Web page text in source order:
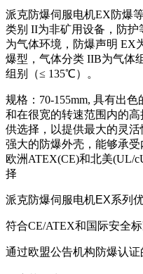
派克防爆伺服电机EX防爆
类别 II为非矿用设备，防护
为气体环境，防爆声明 EX
爆型，气体分类 IIB为气体
组别（≤ 135℃）。
规格：70-155mm, 具有出
和在很宽的转速范围内的
供选择，以提供最大的灵
强大的防爆外壳，能够承受
欧洲ATEX(CE)和北美(UL/
择
派克防爆伺服电机EX系列
符合CE/ATEX和国际安全
通过欧盟公告机构防爆认